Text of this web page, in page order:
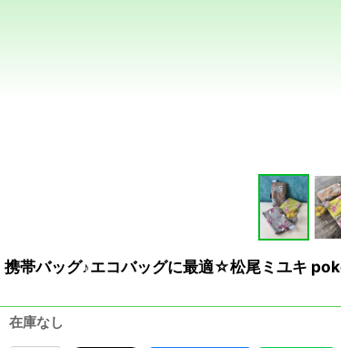
携帯バッグ♪エコバッグに最適☆松尾ミユキ
在庫なし